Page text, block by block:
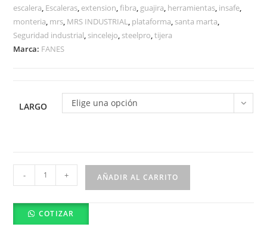
escalera, Escaleras, extension,fibra, guajira, herramientas, insafe,
monteria, mrs, MRS INDUSTRIAL, plataforma, santa marta,
Seguridad industrial, sincelejo, steelpro,tijera
Marca: FANES
LARGO Elige una opción
ESCALERA
FIBRA
- + AÑADIR AL CARRITO
COTIZAR